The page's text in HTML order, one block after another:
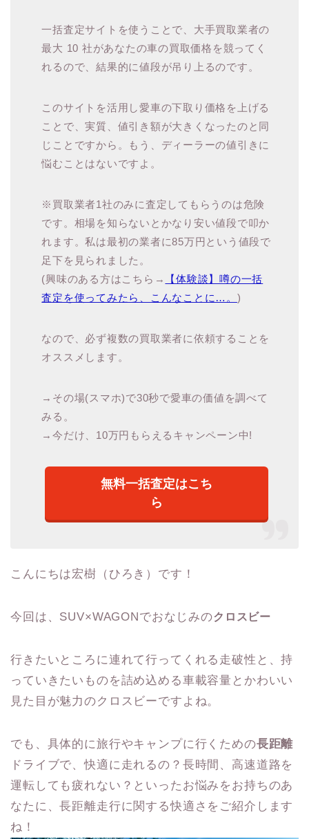
一括査定サイトを使うことで、大手買取業者の
最大 10 社があなたの車の買取価格を競ってく
れるので、結果的に値段が吊り上るのです。
このサイトを活用し愛車の下取り価格を上げる
ことで、実質、値引き額が大きくなったのと同
じことですから。もう、ディーラーの値引きに
悩むことはないですよ。
※買取業者1社のみに査定してもらうのは危険
です。相場を知らないとかなり安い値段で叩か
れます。私は最初の業者に85万円という値段で
足下を見られました。
(興味のある方はこちら→
【体験談】噂の一括
査定を使ってみたら、こんなことに…。 )
なので、必ず複数の買取業者に依頼することを
オススメします。
→その場(スマホ)で30秒で愛車の価値を調べて
みる。
→今だけ、10万円もらえるキャンペーン中!
無料一括査定はこち
ら
こんにちは宏樹（ひろき）です！
今回は、SUV×WAGONでおなじみのクロスビー
行きたいところに連れて行ってくれる走破性と、持
っていきたいものを詰め込める車載容量とかわいい
見た目が魅力のクロスビーですよね。
でも、具体的に旅行やキャンプに行くための長距離
ドライブで、快適に走れるの？長時間、高速道路を
運転しても疲れない？といったお悩みをお持ちのあ
なたに、長距離走行に関する快適さをご紹介します
ね！